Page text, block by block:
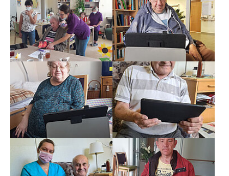
Show larger version Show larger version
Show larger version Show larger version